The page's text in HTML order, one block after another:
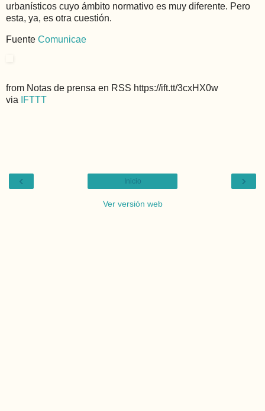
urbanísticos cuyo ámbito normativo es muy diferente. Pero
esta, ya, es otra cuestión.
Fuente Comunicae
from Notas de prensa en RSS https://ift.tt/3cxHX0w
via
IFTTT
‹ ›
Inicio
Ver versión web